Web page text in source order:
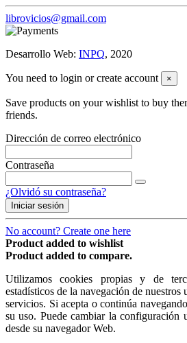
librovicios@gmail.com
Desarrollo Web: INPQ, 2020
You need to login or create account ×
Save products on your wishlist to buy
friends.
Dirección de correo electrónico
Contraseña
¿Olvidó su contraseña?
Iniciar sesión
No account? Create one here
Product added to wishlist
Product added to compare.
Utilizamos cookies propias y de
estadísticos de la navegación de nuestros
servicios. Si acepta o continúa
su uso. Puede cambiar la configuración
desde su navegador Web.